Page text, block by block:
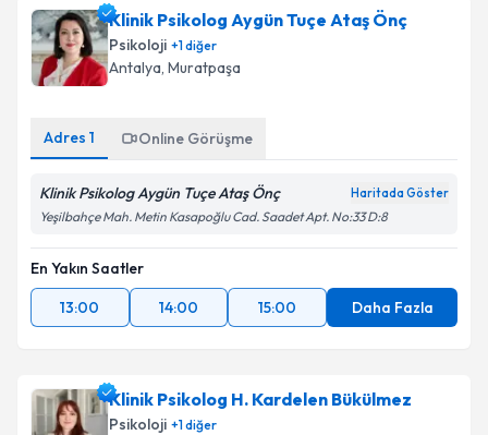
Klinik Psikolog Aygün Tuçe Ataş Önç
Psikoloji +1diğer
Antalya, Muratpaşa
Adres 1 Online Görüşme
Klinik Psikolog Aygün Tuçe Ataş Önç Haritada Göster
Yeşilbahçe Mah. Metin Kasapoğlu Cad. Saadet Apt. No:33 D:8
En Yakın Saatler
13:00
14:00 15:00 Daha Fazla
Klinik Psikolog H. Kardelen Bükülmez
Psikoloji +1diğer